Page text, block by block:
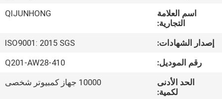
برنامج
جولة
اسم العلامة
التجارية:
QIJUNHONG
إصدار الشهادات:
ISO9001: 2015 SGS
رقم الموديل:
Q201-AW28-410
الحد الأدنى
لكمية:
10000 جهاز كمبيوتر شخصى